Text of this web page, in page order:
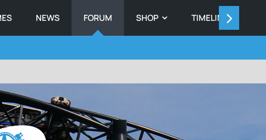
NEWS FORUM SHOP TIMELINE